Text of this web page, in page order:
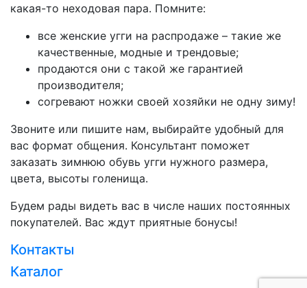
какая-то неходовая пара. Помните:
все женские угги на распродаже – такие же
качественные, модные и трендовые;
продаются они с такой же гарантией
производителя;
согревают ножки своей хозяйки не одну зиму!
Звоните или пишите нам, выбирайте удобный для
вас формат общения. Консультант поможет
заказать зимнюю обувь угги нужного размера,
цвета, высоты голенища.
Будем рады видеть вас в числе наших постоянных
покупателей. Вас ждут приятные бонусы!
Загрузка...
Контакты
Каталог